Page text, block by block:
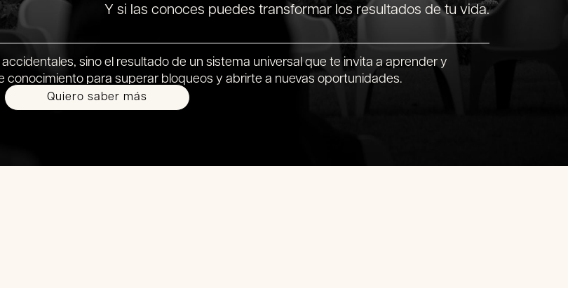
Y si las conoces puedes transformar los resultados de tu vida.
sino el resultado de un sistema universal que te invita a aprender y
conocimiento para superar bloqueos y abrirte a nuevas oportunidades.
Quiero saber más